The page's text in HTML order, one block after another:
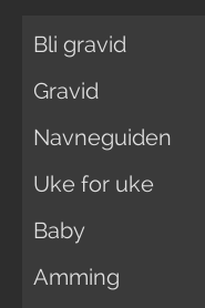
Bli gravid
Gravid
Navneguiden
Uke for uke
Baby
Amming